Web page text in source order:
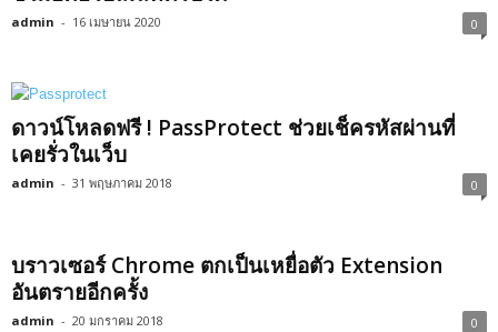
admin - 16 เมษายน 2020 0
ดาวน์โหลดฟรี ! PassProtect ช่วยเช็ครหัสผ่านที่
เคยรั่วในเว็บ
admin - 31 พฤษภาคม 2018 0
บราวเซอร์ Chrome ตกเป็นเหยื่อตัว Extension
อันตรายอีกครั้ง
admin - 20 มกราคม 2018 0